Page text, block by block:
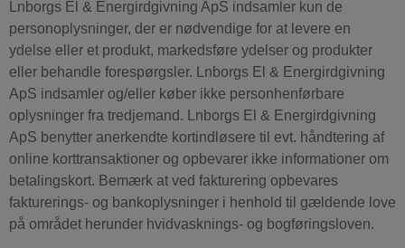
Lnborgs El & Energirdgivning ApS indsamler kun de
personoplysninger, der er nødvendige for at levere en
ydelse eller et produkt, markedsføre ydelser og produkter
eller behandle forespørgsler. Lnborgs El & Energirdgivning
ApS indsamler og/eller køber ikke personhenførbare
oplysninger fra tredjemand. Lnborgs El & Energirdgivning
ApS benytter anerkendte kortindløsere til evt. håndtering af
online korttransaktioner og opbevarer ikke informationer om
betalingskort. Bemærk at ved fakturering opbevares
fakturerings- og bankoplysninger i henhold til gældende love
på området herunder hvidvasknings- og bogføringsloven.